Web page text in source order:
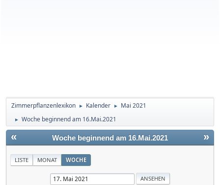
Zimmerpflanzenlexikon ► Kalender ► Mai 2021
► Woche beginnend am 16.Mai.2021
« »
Woche beginnend am 16.Mai.2021
LISTE MONAT WOCHE